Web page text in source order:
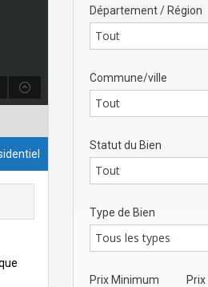
Département / Région
Tout
Commune/ville
Tout
Statut du Bien
Tout
Type de Bien
Tous les types
Prix Minimum